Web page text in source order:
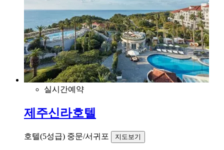
실시간예약
제주신라호텔
호텔(5성급) 중문/서귀포 지도보기